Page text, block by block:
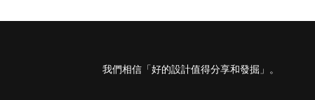
我們相信「好的設計值得分享和發掘」。